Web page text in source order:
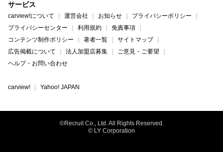
サービス
carview!について 運営会社 お知らせ
プライバシーポリシー
プライバシーセンター
利用規約
免責事項
コンテンツ制作ポリシー
著者一覧
サイトマップ
広告掲載について
法人加盟店募集
ご意見・ご要望
ヘルプ・お問い合わせ
carview! Yahoo! JAPAN
©Recruit Co., Ltd. All Rights Reserved.
© LY Corporation